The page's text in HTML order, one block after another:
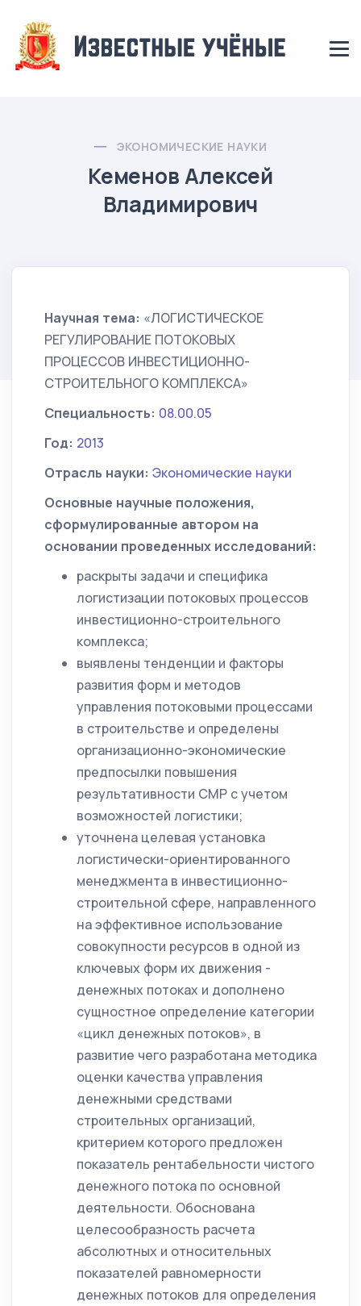
ЭКОНОМИЧЕСКИЕ НАУКИ
Кеменов Алексей
Владимирович
Научная тема: «ЛОГИСТИЧЕСКОЕ
РЕГУЛИРОВАНИЕ ПОТОКОВЫХ
ПРОЦЕССОВ ИНВЕСТИЦИОННО-
СТРОИТЕЛЬНОГО КОМПЛЕКСА»
Специальность: 08.00.05
Год: 2013
Отрасль науки: Экономические науки
Основные научные положения,
сформулированные автором на
основании проведенных исследований:
раскрыты задачи и специфика
логистизации потоковых процессов
инвестиционно-строительного
комплекса;
выявлены тенденции и факторы
развития форм и методов
управления потоковыми процессами
в строительстве и определены
организационно-экономические
предпосылки повышения
результативности СМР с учетом
возможностей логистики;
уточнена целевая установка
логистически-ориентированного
менеджмента в инвестиционно-
строительной сфере, направленного
на эффективное использование
совокупности ресурсов в одной из
ключевых форм их движения -
денежных потоках и дополнено
сущностное определение категории
«цикл денежных потоков», в
развитие чего разработана методика
оценки качества управления
денежными средствами
строительных организаций,
критерием которого предложен
показатель рентабельности чистого
денежного потока по основной
деятельности. Обоснована
целесообразность расчета
абсолютных и относительных
показателей равномерности
денежных потоков для определения